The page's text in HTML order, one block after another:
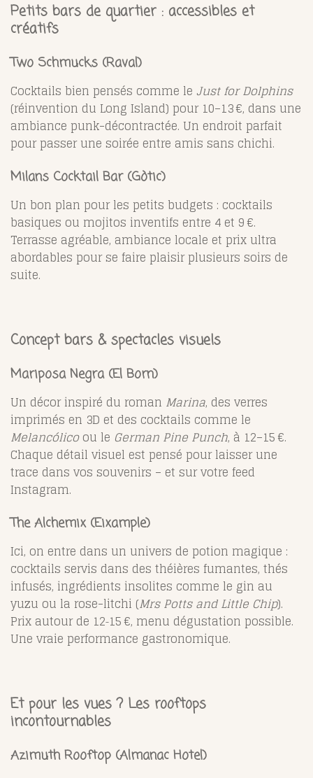
Petits bars de quartier : accessibles et
créatifs
Two Schmucks (Raval)
Cocktails bien pensés comme le Just for Dolphins
(réinvention du Long Island) pour 10–13 €, dans une
ambiance punk-décontractée. Un endroit parfait
pour passer une soirée entre amis sans chichi.
Milans Cocktail Bar(Gòtic)
Un bon plan pour les petits budgets : cocktails
basiques ou mojitos inventifs entre 4 et 9 €.
Terrasse agréable, ambiance locale et prix ultra
abordables pour se faire plaisir plusieurs soirs de
suite.
Concept bars & spectacles visuels
Mariposa Negra(El Born)
Un décor inspiré du roman Marina, des verres
imprimés en 3D et des cocktails comme le
Melancólicoou le German Pine Punch, à 12–15 €.
Chaque détail visuel est pensé pour laisser une
trace dans vos souvenirs – et sur votre feed
Instagram.
The Alchemix(Eixample)
Ici, on entre dans un univers de potion magique :
cocktails servis dans des théières fumantes, thés
infusés, ingrédients insolites comme le gin au
yuzu ou la rose-litchi (Mrs Potts and Little Chip).
Prix autour de 12‑15 €, menu dégustation possible.
Une vraie performance gastronomique.
Et pour les vues ? Les rooftops
incontournables
Azimuth Rooftop (Almanac Hotel)